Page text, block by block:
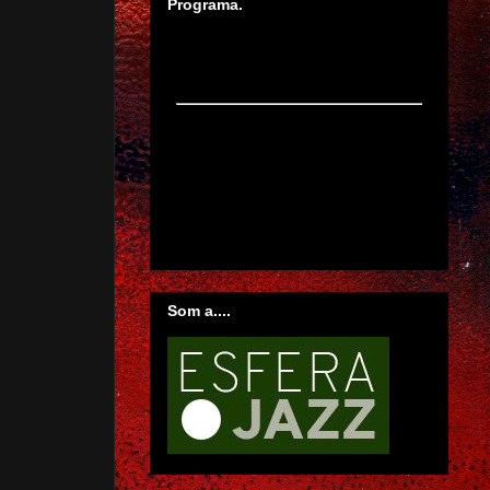
Programa.
Som a....